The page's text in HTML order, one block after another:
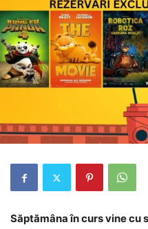
Săptămâna în curs vine cu